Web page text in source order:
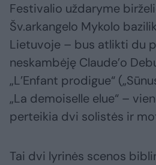
Festivalio uždaryme
Šv.arkangelo Mykolo
Lietuvoje – bus atlikti du
neskambėję Claude’o
„L’Enfant prodigue“
„La demoiselle elue“ –
perteikia dvi solistės ir
Tai dvi lyrinės scenos